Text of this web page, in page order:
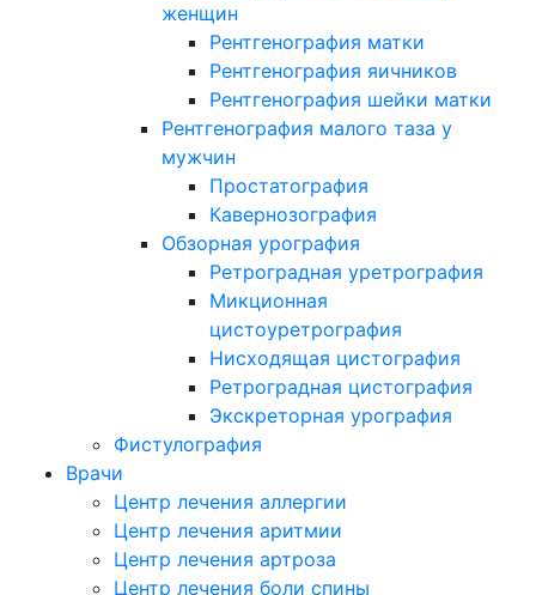
женщин
Рентгенография матки
Рентгенография яичников
Рентгенография шейки матки
Рентгенография малого таза у
мужчин
Простатография
Кавернозография
Обзорная урография
Ретроградная уретрография
Микционная
цистоуретрография
Нисходящая цистография
Ретроградная цистография
Экскреторная урография
Фистулография
Врачи
Центр лечения аллергии
Центр лечения аритмии
Центр лечения артроза
Центр лечения боли спины